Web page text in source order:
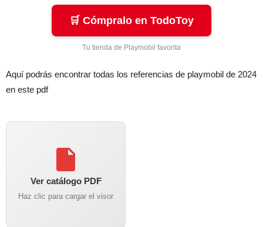
🛒 Cómpralo en TodoToy
Tu tienda de Playmobil favorita
Aquí podrás encontrar todas los referencias de playmobil de 2024
en este pdf
Ver catálogo PDF
Haz clic para cargar el visor